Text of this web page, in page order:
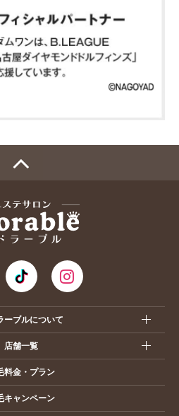
ーブルについて
店舗一覧
料金・プラン
キャンペーン